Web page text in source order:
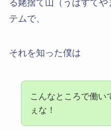
る姥捨て山（うばすて
テムで、
それを知った僕は
こんなところで働い
ぇな！